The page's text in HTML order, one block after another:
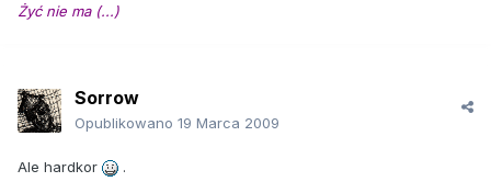
Żyć nie ma (...)
Sorrow
Opublikowano 19 Marca 2009
Ale hardkor .